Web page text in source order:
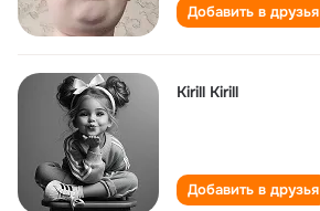
Добавить в друзья
Kirill Kirill
Добавить в друзья